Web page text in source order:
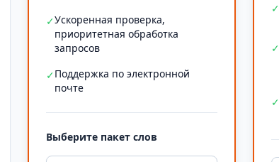
✓Ускоренная проверка,
приоритетная обработка
запросов
✓Поддержка по электронной
почте
Выберите пакет слов
✓
✓
✓